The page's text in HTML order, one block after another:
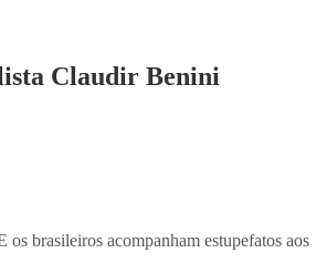
Claudir Benini
brasileiros acompanham estupefatos aos